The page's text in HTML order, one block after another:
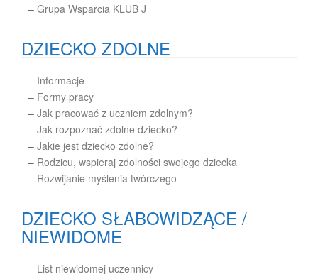
– Grupa Wsparcia KLUB J
DZIECKO ZDOLNE
– Informacje
– Formy pracy
– Jak pracować z uczniem zdolnym?
– Jak rozpoznać zdolne dziecko?
– Jakie jest dziecko zdolne?
– Rodzicu, wspieraj zdolności swojego dziecka
– Rozwijanie myślenia twórczego
DZIECKO SŁABOWIDZĄCE /
NIEWIDOME
– List niewidomej uczennicy